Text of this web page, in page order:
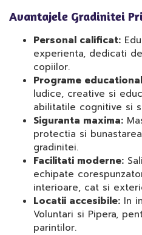
Avantajele Gradinitei
Personal calificat:
experienta, dedicati
copiilor.
Programe
ludice, creative si
abilitatile cognitive si
Siguranta maxima:
protectia si
gradinitei.
Facilitati moderne:
echipate
interioare, cat si
Locatii accesibile: In
Voluntari si Pipera,
parintilor.